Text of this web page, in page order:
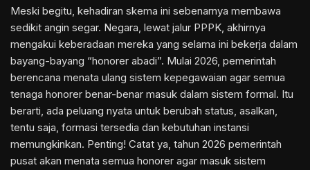
Meski begitu, kehadiran skema ini sebenarnya membawa
sedikit angin segar. Negara, lewat jalur PPPK, akhirnya
mengakui keberadaan mereka yang selama ini bekerja dalam
bayang-bayang “honorer abadi”. Mulai 2026, pemerintah
berencana menata ulang sistem kepegawaian agar semua
tenaga honorer benar-benar masuk dalam sistem formal. Itu
berarti, ada peluang nyata untuk berubah status, asalkan,
tentu saja, formasi tersedia dan kebutuhan instansi
memungkinkan. Penting! Catat ya, tahun 2026 pemerintah
pusat akan menata semua honorer agar masuk sistem